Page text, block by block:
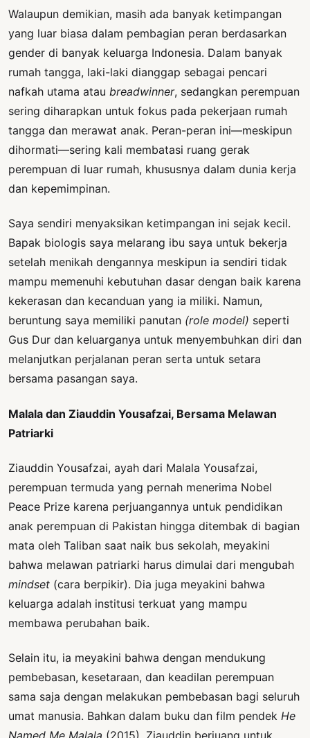
Walaupun demikian, masih ada banyak ketimpangan
yang luar biasa dalam pembagian peran berdasarkan
gender di banyak keluarga Indonesia. Dalam banyak
rumah tangga, laki-laki dianggap sebagai pencari
nafkah utama atau breadwinner, sedangkan perempuan
sering diharapkan untuk fokus pada pekerjaan rumah
tangga dan merawat anak. Peran-peran ini—meskipun
dihormati—sering kali membatasi ruang gerak
perempuan di luar rumah, khususnya dalam dunia kerja
dan kepemimpinan.
Saya sendiri menyaksikan ketimpangan ini sejak kecil.
Bapak biologis saya melarang ibu saya untuk bekerja
setelah menikah dengannya meskipun ia sendiri tidak
mampu memenuhi kebutuhan dasar dengan baik karena
kekerasan dan kecanduan yang ia miliki. Namun,
beruntung saya memiliki panutan (role model) seperti
Gus Dur dan keluarganya untuk menyembuhkan diri dan
melanjutkan perjalanan peran serta untuk setara
bersama pasangan saya.
Malala dan Ziauddin Yousafzai, Bersama Melawan
Patriarki
Ziauddin Yousafzai, ayah dari Malala Yousafzai,
perempuan termuda yang pernah menerima Nobel
Peace Prize karena perjuangannya untuk pendidikan
anak perempuan di Pakistan hingga ditembak di bagian
mata oleh Taliban saat naik bus sekolah, meyakini
bahwa melawan patriarki harus dimulai dari mengubah
mindset (cara berpikir). Dia juga meyakini bahwa
keluarga adalah institusi terkuat yang mampu
membawa perubahan baik.
Selain itu, ia meyakini bahwa dengan mendukung
pembebasan, kesetaraan, dan keadilan perempuan
sama saja dengan melakukan pembebasan bagi seluruh
umat manusia. Bahkan dalam buku dan film pendek He